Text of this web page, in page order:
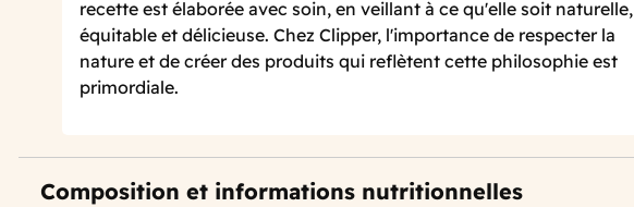
recette est élaborée avec soin, en veillant à ce qu'elle soit naturelle,
équitable et délicieuse. Chez Clipper, l'importance de respecter la
nature et de créer des produits qui reflètent cette philosophie est
primordiale.
Composition et informations nutritionnelles